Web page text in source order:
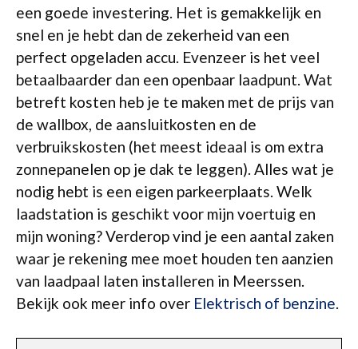
een goede investering. Het is gemakkelijk en
snel en je hebt dan de zekerheid van een
perfect opgeladen accu. Evenzeer is het veel
betaalbaarder dan een openbaar laadpunt. Wat
betreft kosten heb je te maken met de prijs van
de wallbox, de aansluitkosten en de
verbruikskosten (het meest ideaal is om extra
zonnepanelen op je dak te leggen). Alles wat je
nodig hebt is een eigen parkeerplaats. Welk
laadstation is geschikt voor mijn voertuig en
mijn woning? Verderop vind je een aantal zaken
waar je rekening mee moet houden ten aanzien
van laadpaal laten installeren in Meerssen.
Bekijk ook meer info over Elektrisch of benzine.